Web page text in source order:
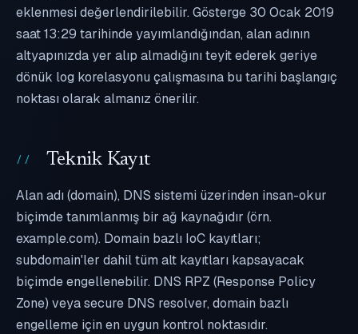
eklenmesi değerlendirilebilir. Gösterge 30 Ocak 2019
saat 13:29 tarihinde yayımlandığından, alan adının
altyapınızda yer alıp almadığını teyit ederek geriye
dönük log korelasyonu çalışmasına bu tarihi başlangıç
noktası olarak almanız önerilir.
Teknik Kayıt
Alan adı (domain), DNS sistemi üzerinden insan-okur
biçimde tanımlanmış bir ağ kaynağıdır (örn.
example.com). Domain bazlı IoC kayıtları;
subdomain'ler dahil tüm alt kayıtları kapsayacak
biçimde engellenebilir. DNS RPZ (Response Policy
Zone) veya secure DNS resolver, domain bazlı
engelleme için en uygun kontrol noktasıdır.